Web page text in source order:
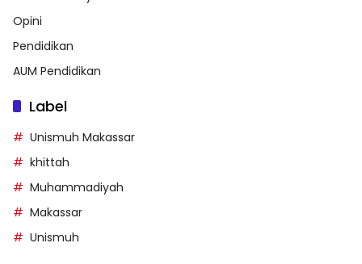
Opini
Pendidikan
AUM Pendidikan
Label
Unismuh Makassar
khittah
Muhammadiyah
Makassar
Unismuh